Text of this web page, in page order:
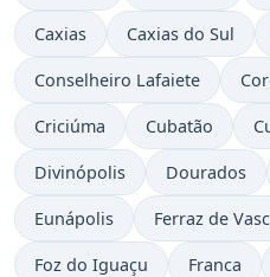
Caxias Caxias do Sul
Conselheiro Lafaiete
Criciúma Cubatão
Divinópolis Dourados
Eunápolis Ferraz de
Foz do Iguaçu Franca